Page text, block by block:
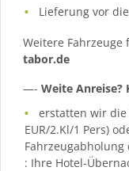
Lieferung vor
Weitere Fahrzeuge
tabor.de
—- Weite Anreise?
erstatten wir
EUR/2.Kl/1 Pers)
: Ihre Hotel-